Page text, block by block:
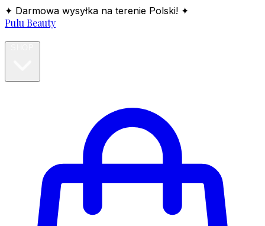
✦ Darmowa wysyłka na terenie Polski! ✦
Pulu Beauty